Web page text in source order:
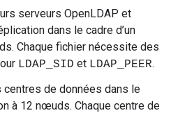
serveurs OpenLDAP et
dans le cadre d’un
Chaque fichier nécessite des
LDAP_SID et LDAP_PEER.
de données dans le
à 12 nœuds. Chaque centre de